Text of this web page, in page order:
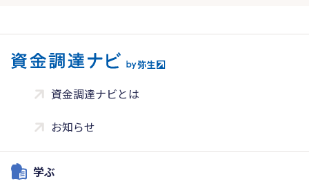
資金調達ナビとは
お知らせ
学ぶ